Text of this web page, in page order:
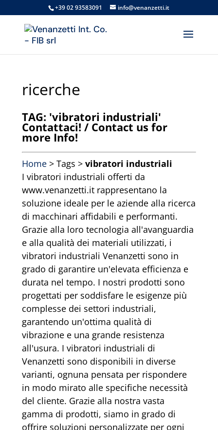
+39 02 93583091 info@venanzetti.it
ricerche
TAG: 'vibratori industriali'
Contattaci! / Contact us for
more Info!
Home> Tags > vibratori industriali
I vibratori industriali offerti da
www.venanzetti.it rappresentano la
soluzione ideale per le aziende alla ricerca
di macchinari affidabili e performanti.
Grazie alla loro tecnologia all'avanguardia
e alla qualità dei materiali utilizzati, i
vibratori industriali Venanzetti sono in
grado di garantire un'elevata efficienza e
durata nel tempo. I nostri prodotti sono
progettati per soddisfare le esigenze più
complesse dei settori industriali,
garantendo un'ottima qualità di
vibrazione e una grande resistenza
all'usura. I vibratori industriali di
Venanzetti sono disponibili in diverse
varianti, ognuna pensata per rispondere
in modo mirato alle specifiche necessità
del cliente. Grazie alla nostra vasta
gamma di prodotti, siamo in grado di
offrire soluzioni personalizzate per ogni